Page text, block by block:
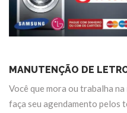
MANUTENÇÃO DE
Você que mora ou trabalha na
faça seu agendamento pelos